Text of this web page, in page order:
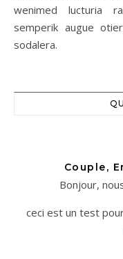
wenimed lucturia
semperik augue
sodalera.
Couple,
Bonjour,
ceci est un test